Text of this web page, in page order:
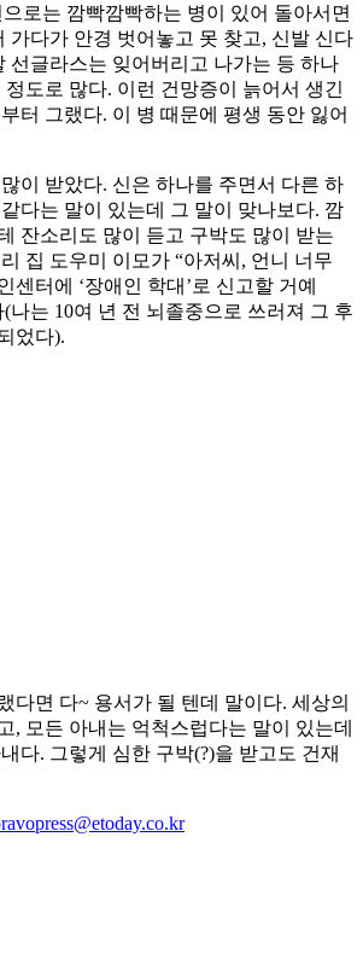
로는 ​깜빡깜빡하는 병이 있어 돌아서면
가다가 안경 벗어놓고 못 찾고, 신발 신다
선글라스는 잊어버리고 나가는 등 하나
도로 많다. 이런 건망증이 늙어서 생긴
터 그랬다. 이 병 때문에 평생 동안 잃어
이 받았다. 신은 하나를 주면서 다른 하
다는 말이 있는데 그 말이 맞나보다. 깜
잔소리도 많이 듣고 구박도 많이 받는
집 도우미 이모가 “아저씨, 언니 너무
센터에 ‘장애인 학대’로 신고할 거예
나는 10여 년 전 뇌졸중으로 쓰러져 그 후
었다).
다면 다~ 용서가 될 텐데 말이다. 세상의
, 모든 아내는 억척스럽다는 말이 있는데
다. 그렇게 심한 구박(?)을 받고도 건재